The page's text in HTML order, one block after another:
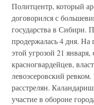
Политцентр, который
договорился с
государства в Сибири.
продержалась 4 дня.
этой угрозой 21
красногвардейцев,
левоэсеровский
расстрелян.
участие в обороне